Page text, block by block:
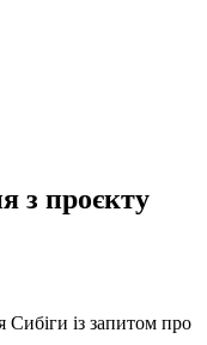
з проєкту
Сибіги із запитом про